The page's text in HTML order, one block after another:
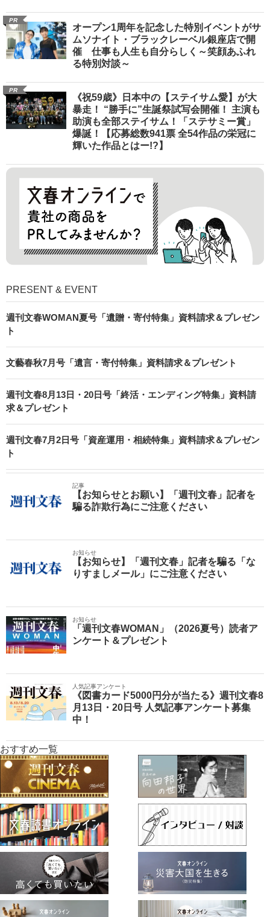
PR
オープン1周年を記念した特別イベントがサ
ムソナイト・ブラックレーベル銀座店で開
催 仕事も人生も自分らしく～笑顔あふれ
る特別対談～
PR
《祝59歳》日本中の【ステイサム愛】が大
暴走！ “勝手に”生誕祭試写会開催！ 主演も
助演も全部ステイサム！「ステサミー賞」
爆誕！【応募総数941票 全54作品の栄冠に
輝いた作品とはー!?】
PRESENT & EVENT
週刊文春WOMAN夏号「遺贈・寄付特集」資料請求＆プレゼン
ト
文藝春秋7月号「遺言・寄付特集」資料請求＆プレゼント
週刊文春8月13日・20日号「終活・エンディング特集」資料請
求＆プレゼント
週刊文春7月2日号「資産運用・相続特集」資料請求＆プレゼン
ト
記事
【お知らせとお願い】「週刊文春」記者を
騙る詐欺行為にご注意ください
お知らせ
【お知らせ】「週刊文春」記者を騙る「な
りすましメール」にご注意ください
お知らせ
「週刊文春WOMAN」（2026夏号）読者ア
ンケート＆プレゼント
人気記事アンケート
《図書カード5000円分が当たる》週刊文春8
月13日・20日号 人気記事アンケート募集
中！
おすすめ一覧